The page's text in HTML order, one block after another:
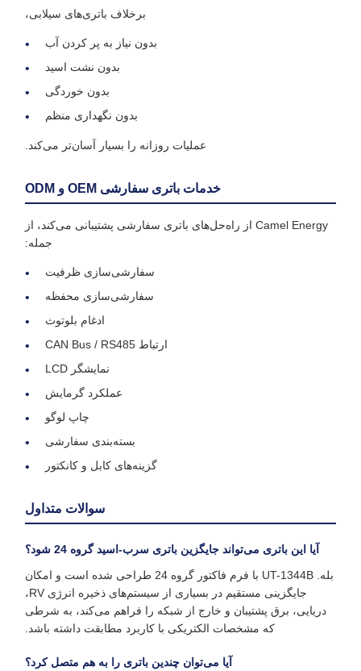
برخلاف باتری‌های سیلابی،
بدون نیاز به پر کردن آب
بدون نشت اسید
بدون خوردگی
بدون نگهداری منظم
عملیات روزانه را بسیار آسان‌تر می‌کند.
خدمات باتری سفارشی OEM و ODM
Camel Energy از راه‌حل‌های باتری سفارشی پشتیبانی می‌کند، از
جمله:
سفارشی‌سازی ظرفیت
سفارشی‌سازی محفظه
ادغام بلوتوث
ارتباط CAN Bus / RS485
نمایشگر LCD
عملکرد گرمایش
چاپ لوگو
بسته‌بندی سفارشی
گزینه‌های کابل و کانکتور
سوالات متداول
آیا این باتری می‌تواند جایگزین باتری سرب-اسید گروه 24 شود؟
بله. UT-1344B با فرم فاکتور گروه 24 طراحی شده است و امکان
جایگزینی مستقیم در بسیاری از سیستم‌های ذخیره انرژی RV،
دریایی، برق پشتیبان و خارج از شبکه را فراهم می‌کند، به شرطی
که مشخصات الکتریکی با کاربرد مطابقت داشته باشد.
آیا می‌توان چندین باتری را به هم متصل کرد؟